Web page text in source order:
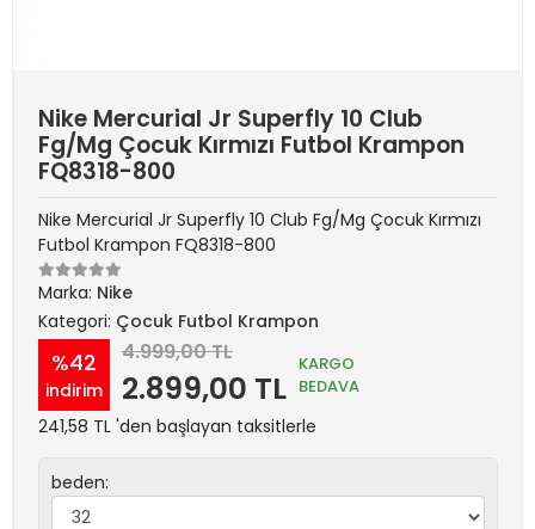
Nike Mercurial Jr Superfly 10 Club
Fg/Mg Çocuk Kırmızı Futbol Krampon
FQ8318-800
Nike Mercurial Jr Superfly 10 Club Fg/Mg Çocuk Kırmızı
Futbol Krampon FQ8318-800
Marka: Nike
Kategori: Çocuk Futbol Krampon
%42
indirim
4.999,00 TL
2.899,00 TL
KARGO
BEDAVA
241,58 TL 'den başlayan taksitlerle
beden: